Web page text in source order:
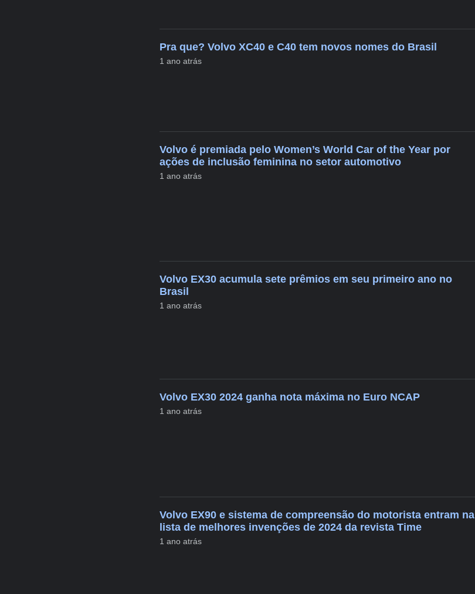
Pra que? Volvo XC40 e C40 tem novos nomes do Brasil
1 ano atrás
Volvo é premiada pelo Women’s World Car of the Year por
ações de inclusão feminina no setor automotivo
1 ano atrás
Volvo EX30 acumula sete prêmios em seu primeiro ano no
Brasil
1 ano atrás
Volvo EX30 2024 ganha nota máxima no Euro NCAP
1 ano atrás
Volvo EX90 e sistema de compreensão do motorista entram na
lista de melhores invenções de 2024 da revista Time
1 ano atrás